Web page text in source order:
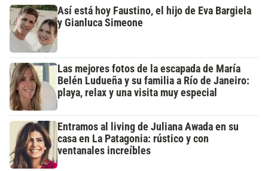
Así está hoy Faustino, el hijo de Eva Bargiela
y Gianluca Simeone
Las mejores fotos de la escapada de María
Belén Ludueña y su familia a Río de Janeiro:
playa, relax y una visita muy especial
Entramos al living de Juliana Awada en su
casa en La Patagonia: rústico y con
ventanales increíbles